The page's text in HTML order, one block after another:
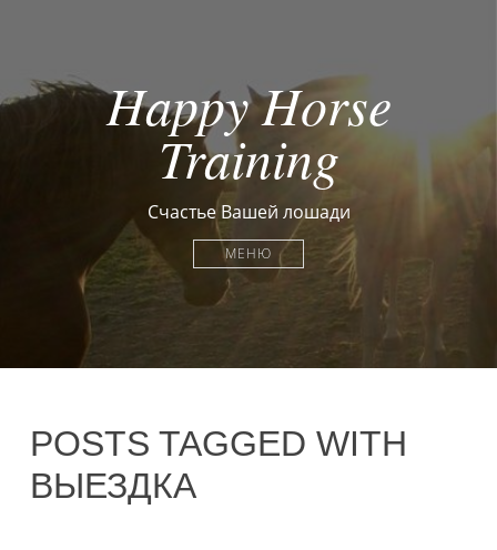
Happy Horse
Training
Счастье Вашей лошади
МЕНЮ
POSTS TAGGED WITH
ВЫЕЗДКА